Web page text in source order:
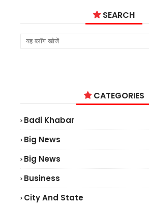
SEARCH
CATEGORIES
Badi Khabar
Big News
Big News
Business
City And State